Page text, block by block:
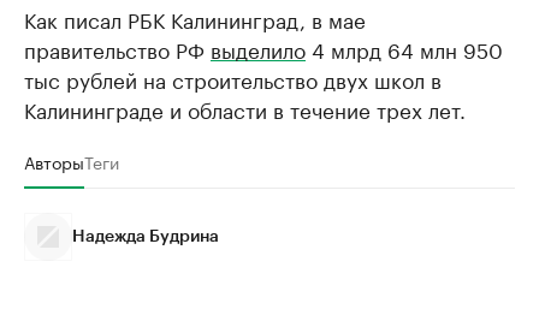
Как писал РБК Калининград, в мае
правительство РФ выделило4 млрд 64 млн 950
тыс рублей на строительство двух школ в
Калининграде и области в течение трех лет.
АвторыТеги
Надежда Будрина